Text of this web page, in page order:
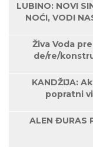
LUBINO: NOVI
NOĆI, VODI
Živa Voda
de/re/
KANDŽIJA:
popratni
ALEN ĐURAS